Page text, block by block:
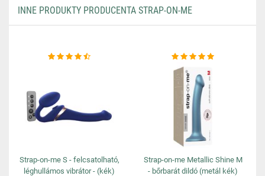
INNE PRODUKTY PRODUCENTA STRAP-ON-ME
Strap-on-me S - felcsatolható,
léghullámos vibrátor - (kék)
Strap-on-me Metallic Shine M
- bőrbarát dildó (metál kék)